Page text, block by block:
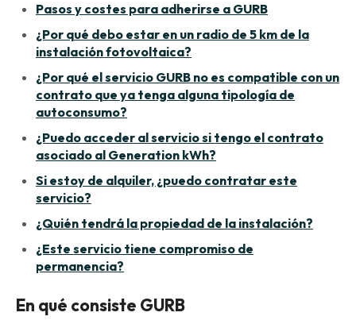
Pasos y costes para adherirse a GURB
¿Por qué debo estar en un radio de 5 km de la
instalación fotovoltaica?
¿Por qué el servicio GURB no es compatible con un
contrato que ya tenga alguna tipología de
autoconsumo?
¿Puedo acceder al servicio si tengo el contrato
asociado al Generation kWh?
Si estoy de alquiler, ¿puedo contratar este
servicio?
¿Quién tendrá la propiedad de la instalación?
¿Este servicio tiene compromiso de
permanencia?
En qué consiste GURB